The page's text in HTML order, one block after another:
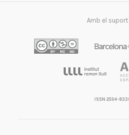
Amb el suport
ISSN 2564-